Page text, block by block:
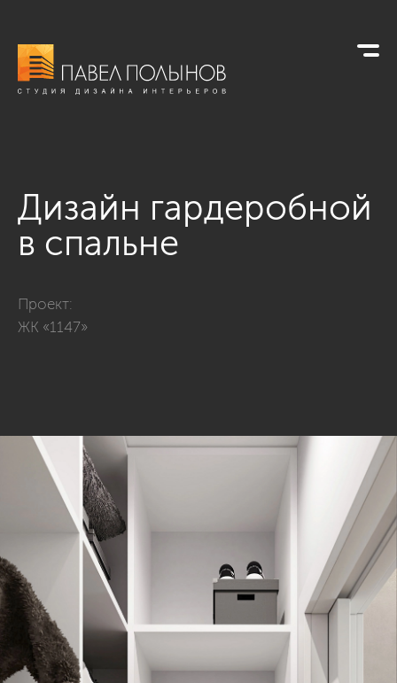
Дизайн гардеробной
в спальне
Проект:
ЖК «1147»